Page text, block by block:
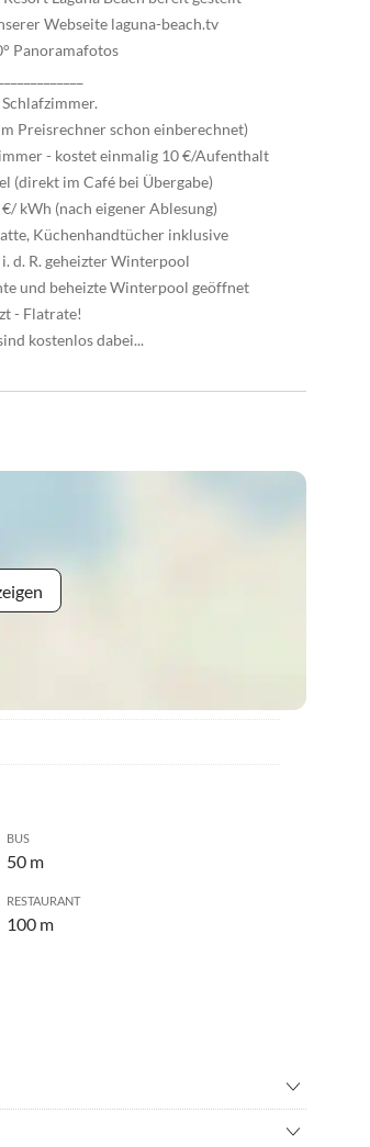
Webseite laguna-beach.tv
Panoramafotos
Preisrechner schon einberechnet)
- kostet einmalig 10 €/Aufenthalt
(direkt im Café bei Übergabe)
kWh (nach eigener Ablesung)
Küchenhandtücher inklusive
d. R. geheizter Winterpool
und beheizte Winterpool geöffnet
- Flatrate!
kostenlos dabei...
BUS
50 m
RESTAURANT
100 m